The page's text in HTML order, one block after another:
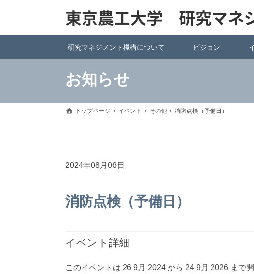
研究マネジメント機構について ビジョン
お知らせ
トップページ イベント その他 消防点検（予備日）
2024年08月06日
消防点検（予備日）
イベント詳細
このイベントは 26 9月 2024 から 24 9月 2026 まで